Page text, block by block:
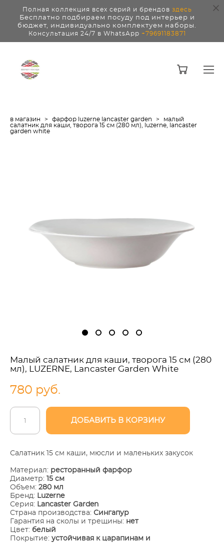
Полная коллекция всех серий и брендов здесь
Бесплатно подбираем посуду под интерьер и
бюджет, индивидуально комплектуем наборы.
Консультация 24/7 в WhatsApp +79691183871
в магазин > фарфор luzerne lancaster garden >
малый
салатник для каши, творога 15 см (280 мл), luzerne, lancaster
garden white
Малый салатник для каши, творога 15 см (280
мл), LUZERNE, Lancaster Garden White
780 pуб.
ДОБАВИТЬ В КОРЗИНУ
Салатник 15 см каши, мюсли и маленьких закусок
Материал: ресторанный фарфор
Диаметр:
15 см
Объем: 280 мл
Бренд: Luzerne
Серия: Lancaster Garden
Страна производства: Сингапур
Гарантия на сколы и трещины: нет
Цвет: белый
Покрытие: устойчивая к царапинам и